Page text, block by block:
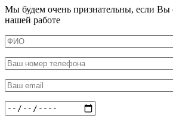
Мы будем очень признательны, если Вы
нашей работе